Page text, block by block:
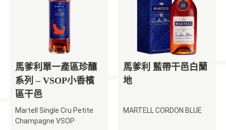
馬爹利單一產區珍釀
系列 – VSOP小香檳
區干邑
Martell Single Cru Petite
Champagne VSOP
馬爹利 藍帶干邑白蘭
地
MARTELL CORDON BLUE